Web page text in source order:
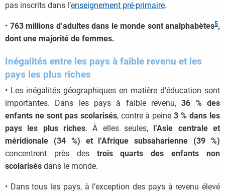
pas inscrits dans l’enseignement pré-primaire.
• 763 millions d’adultes dans le monde sont analphabètes5,
dont une majorité de femmes.
Inégalités entre les pays à faible revenu et les
pays les plus riches
• Les inégalités géographiques en matière d’éducation sont
importantes. Dans les pays à faible revenu,36 % des
enfants ne sont pas scolarisés, contre à peine3 % dans les
pays les plus riches. À elles seules,
l’Asie centrale et
méridionale (34 %) et l’Afrique subsaharienne (39 %)
concentrent près destrois quarts des enfants non
scolarisés dans le monde.
• Dans tous les pays, à l’exception des pays à revenu élevé